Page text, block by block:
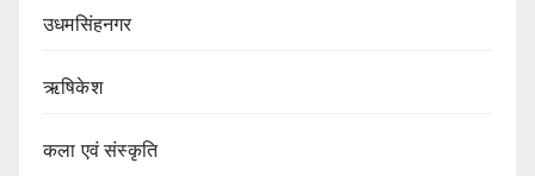
उधमसिंहनगर
ऋषिकेश
कला एवं संस्कृति